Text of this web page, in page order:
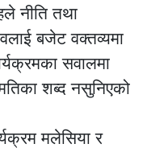
नीति तथा
बजेट वक्तव्यमा
सवालमा
शब्द नसुनिएको
मलेसिया र